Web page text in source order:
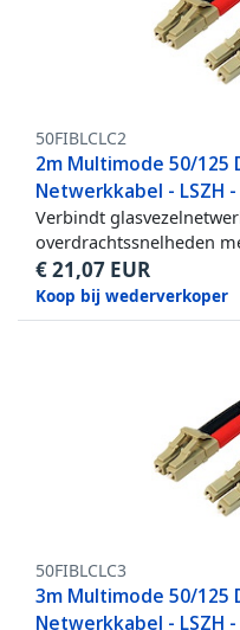
50FIBLCLC2
2m Multimode 50/125
Netwerkkabel - LSZH -
Verbindt
overdrachtssnelheden
€21,07 EUR
Koop bij wederverkoper
50FIBLCLC3
3m Multimode 50/125
Netwerkkabel - LSZH -